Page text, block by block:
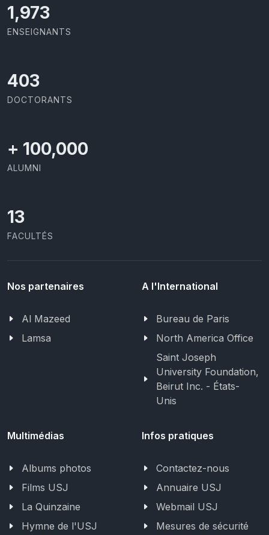
2,086
ENSEIGNANTS
426
DOCTORANTS
+ 100,000
ALUMNI
13
FACULTÉS
Nos partenaires
Al Mazeed
Lamsa
A l'International
Bureau de Paris
North America Office
Saint Joseph
University Foundation,
Beirut Inc. - États-
Unis
Multimédias
Albums photos
Films USJ
La Quinzaine
Hymne de l'USJ
Infos pratiques
Contactez-nous
Annuaire USJ
Webmail USJ
Mesures de sécurité